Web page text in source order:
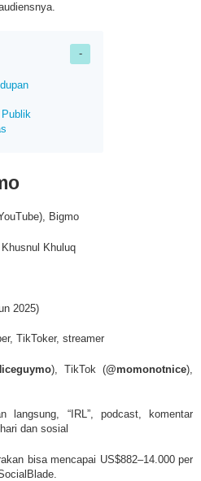
Bigmo
Khuluq
2025)
TikToker, streamer
), TikTok (@momonotnice),
langsung, “IRL”, podcast, komentar
dan sosial
bisa mencapai US$882–14.000 per